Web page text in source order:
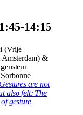
14:15
(Vrije
Amsterdam) &
Gestures are not
also felt: The
gesture